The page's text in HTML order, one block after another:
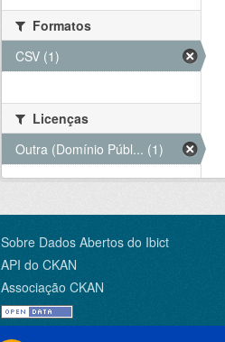
Formatos
CSV (1)
Licenças
Outra (Domínio Públ... (1)
Sobre Dados Abertos do Ibict
API do CKAN
Associação CKAN